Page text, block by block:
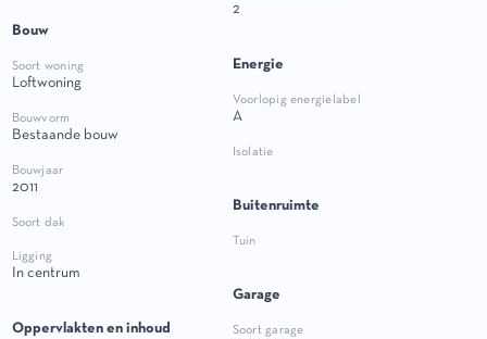
Bouw
Soort woning
Loftwoning
Bouwvorm
Bestaande bouw
Bouwjaar
2011
Soort dak
Ligging
In centrum
Oppervlakten en inhoud
2
Energie
Voorlopig energielabel
A
Isolatie
Buitenruimte
Tuin
Garage
Soort garage